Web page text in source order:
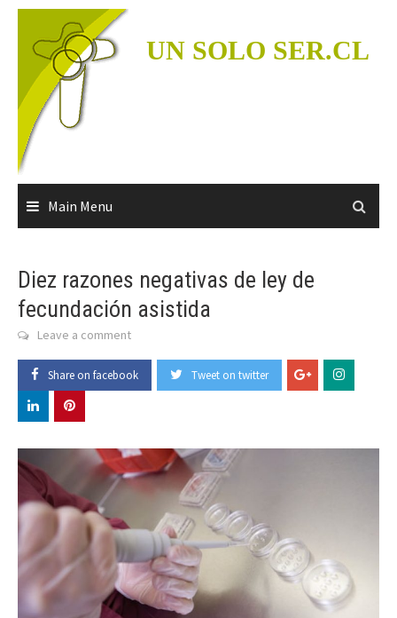
Skip
content
UN SOLO SER.CL
Main Menu
Diez razones negativas de ley de
fecundación asistida
Leave a comment
Share on facebook Tweet on twitter